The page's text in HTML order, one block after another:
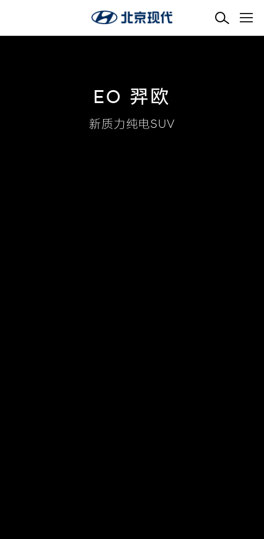
MUFASA 沐飒
智能·家居SUV
IONIQ（艾尼氪）于此新生
亿万星辰汇聚,形成全新宇宙
EO 羿欧
新质力纯电SUV
全新 途胜L
全球实力 高能向前
第五代 胜达
户外轻野中大型SUV
第十一代 索纳塔
B级美学新标杆
全新 伊兰特
全球潮流 锋芒登场
MUFASA 沐飒
智能·家居SUV
IONIQ（艾尼氪）于此新生
亿万星辰汇聚,形成全新宇宙